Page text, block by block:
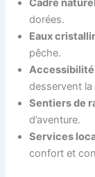
Cadre
dorées.
Eaux
pêche.
desservent la
Sentiers de
d’aventure.
Services
confort et